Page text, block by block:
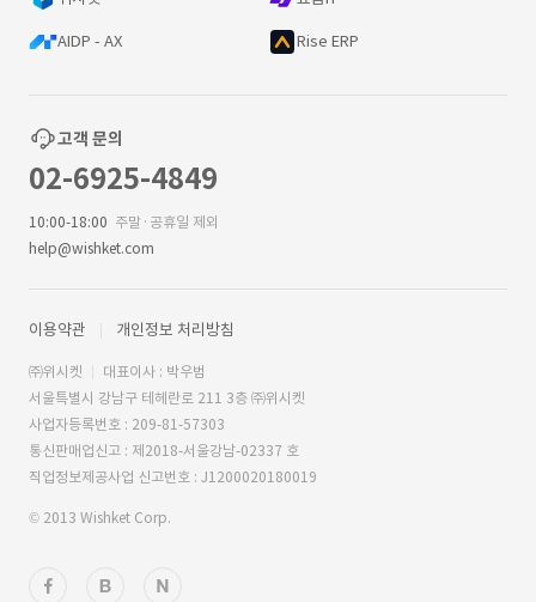
AIDP - AX Rise ERP
고객 문의
02-6925-4849
10:00-18:00 주말·공휴일 제외
help@wishket.com
이용약관 개인정보 처리방침
㈜위시켓
대표이사 : 박우범
서울특별시 강남구 테헤란로 211 3층 ㈜위시켓
사업자등록번호 : 209-81-57303
통신판매업신고 : 제2018-서울강남-02337 호
직업정보제공사업 신고번호 : J1200020180019
© 2013 Wishket Corp.